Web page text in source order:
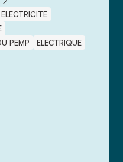
ELECTRICITE
PEMP
ELECTRIQUE